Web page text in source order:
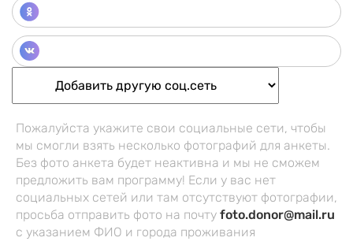
Пожалуйста укажите свои социальные сети, чтобы
мы смогли взять несколько фотографий для анкеты.
Без фото анкета будет неактивна и мы не сможем
предложить вам программу! Если у вас нет
социальных сетей или там отсутствуют фотографии,
просьба отправить фото на почту foto.donor@mail.ru
с указанием ФИО и города проживания
Преимущества
Статьи
Отзывы
Контакты
Заказать обратный звонок